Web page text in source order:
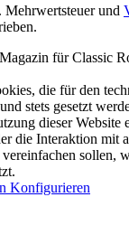
und
für Classic
die für den
stets gesetzt
dieser Website
die Interaktion mit
sollen,
Konfigurieren